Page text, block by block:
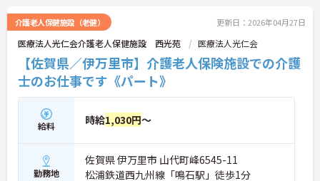
い！
介護老人保健施設（老健） 更新日：2026年04月27日
医療法人光仁会介護老人保健施設 西光苑 医療法人光仁会
【佐賀県／伊万里市】介護老人保険施設での介護
士のお仕事です《パート》
給料 時給1,030円～
勤務地
佐賀県 伊万里市 山代町峰6545-11
松浦鉄道西九州線「鳴石駅」徒歩1分